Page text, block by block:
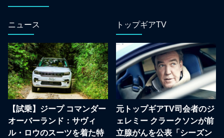
ニュース
【試乗】ジープ コマンダー
オーバーランド：サヴィ
ル・ロウのスーツを着た特
トップギアTV
元トップギアTV司会者のジ
ェレミー クラークソンが前
立腺がんを公表「シーズン